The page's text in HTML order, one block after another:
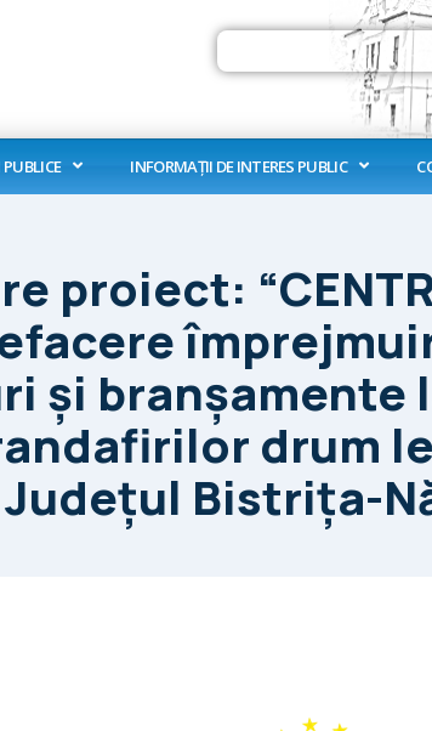
Search
PUBLICE INFORMAȚII DE INTERES PUBLIC
proiect:
refacere
și
drum
Bistrița-